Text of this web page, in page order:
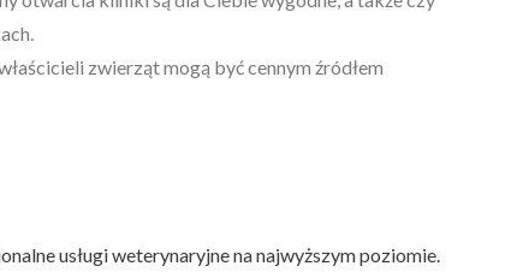
zwierząt mogą być cennym źródłem
usługi weterynaryjne na najwyższym poziomie.